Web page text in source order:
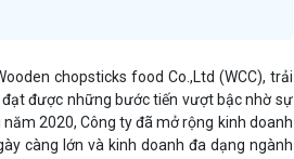
chopsticks food Co.,Ltd (WCC), trải
được những bước tiến vượt bậc nhờ sự
2020, Công ty đã mở rộng kinh doanh
càng lớn và kinh doanh đa dạng ngành